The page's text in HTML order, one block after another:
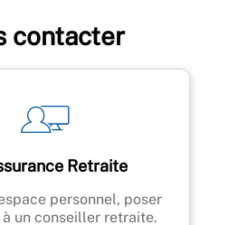
contacter
Retraite
personnel, poser
un conseiller retraite.